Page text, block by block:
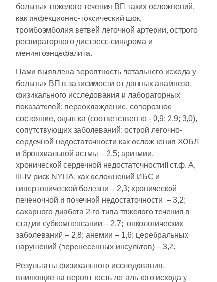
больных тяжелого течения ВП таких осложнений,
как инфекционно-токсический шок,
тромбоэмболия ветвей легочной артерии, острого
респираторного дистресс-синдрома и
менингоэнцефалита.
Нами выявлена вероятность летального исхода у
больных ВП в зависимости от данных анамнеза,
физикального исследования и лабораторных
показателей: переохлаждение, сопорозное
состояние, одышка (соответственно - 0,9; 2,9; 3,0),
сопутствующих заболеваний: острой легочно-
сердечной недостаточности как осложнения ХОБЛ
и бронхиальной астмы – 2,5; аритмии,
хронической сердечной недостаточностиII ст.ф. А,
III-IV риск NYHA, как осложнений ИБС и
гипертонической болезни – 2,3; хронической
печеночной и почечной недостаточности – 3,2;
сахарного диабета 2-го типа тяжелого течения в
стадии субкомпенсации – 2,7; онкологических
заболеваний – 2,8; анемии – 1,6; церебральных
нарушений (перенесенных инсультов) – 3,2.
Результаты физикального исследования,
влияющие на вероятность летального исхода у